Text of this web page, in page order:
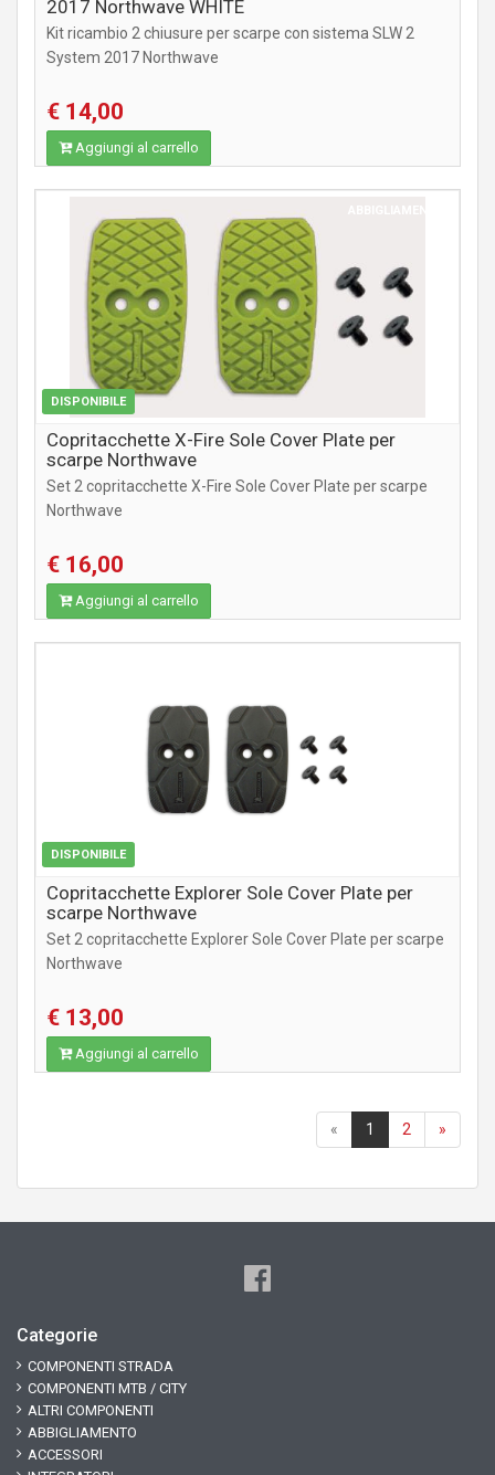
2017 Northwave WHITE
Kit ricambio 2 chiusure per scarpe con sistema SLW 2
System 2017 Northwave
€ 14,00
Aggiungi al carrello
DISPONIBILE
Copritacchette X-Fire Sole Cover Plate per
scarpe Northwave
Set 2 copritacchette X-Fire Sole Cover Plate per scarpe
Northwave
€ 16,00
Aggiungi al carrello
DISPONIBILE
Copritacchette Explorer Sole Cover Plate per
scarpe Northwave
Set 2 copritacchette Explorer Sole Cover Plate per scarpe
Northwave
€ 13,00
Aggiungi al carrello
« 1 2 »
Categorie
COMPONENTI STRADA
COMPONENTI MTB / CITY
ALTRI COMPONENTI
ABBIGLIAMENTO
ACCESSORI